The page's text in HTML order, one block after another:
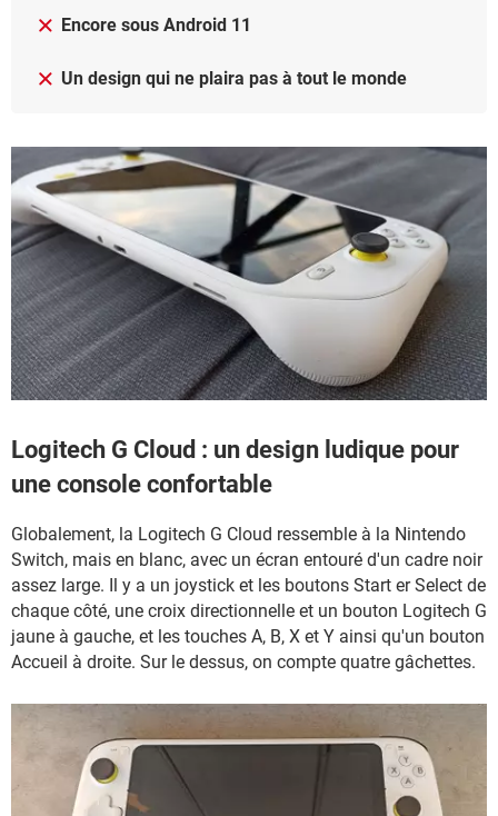
Encore sous Android 11
Un design qui ne plaira pas à tout le monde
Logitech G Cloud : un design ludique pour
une console confortable
Globalement, la Logitech G Cloud ressemble à la Nintendo
Switch, mais en blanc, avec un écran entouré d'un cadre noir
assez large. Il y a un joystick et les boutons Start er Select de
chaque côté, une croix directionnelle et un bouton Logitech G
jaune à gauche, et les touches A, B, X et Y ainsi qu'un bouton
Accueil à droite. Sur le dessus, on compte quatre gâchettes.